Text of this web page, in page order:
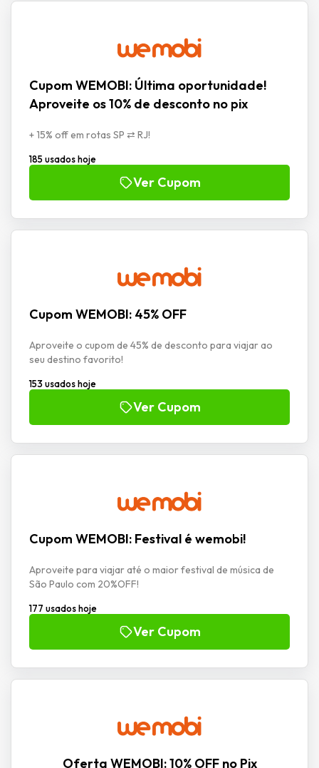
Cupom WEMOBI: Última oportunidade!
Aproveite os 10% de desconto no pix
+ 15% off em rotas SP ⇄ RJ!
185 usados hoje
Ver Cupom
Cupom WEMOBI: 45% OFF
Aproveite o cupom de 45% de desconto para viajar ao
seu destino favorito!
153 usados hoje
Ver Cupom
Cupom WEMOBI: Festival é wemobi!
Aproveite para viajar até o maior festival de música de
São Paulo com 20%OFF!
177 usados hoje
Ver Cupom
Oferta WEMOBI: 10% OFF no Pix